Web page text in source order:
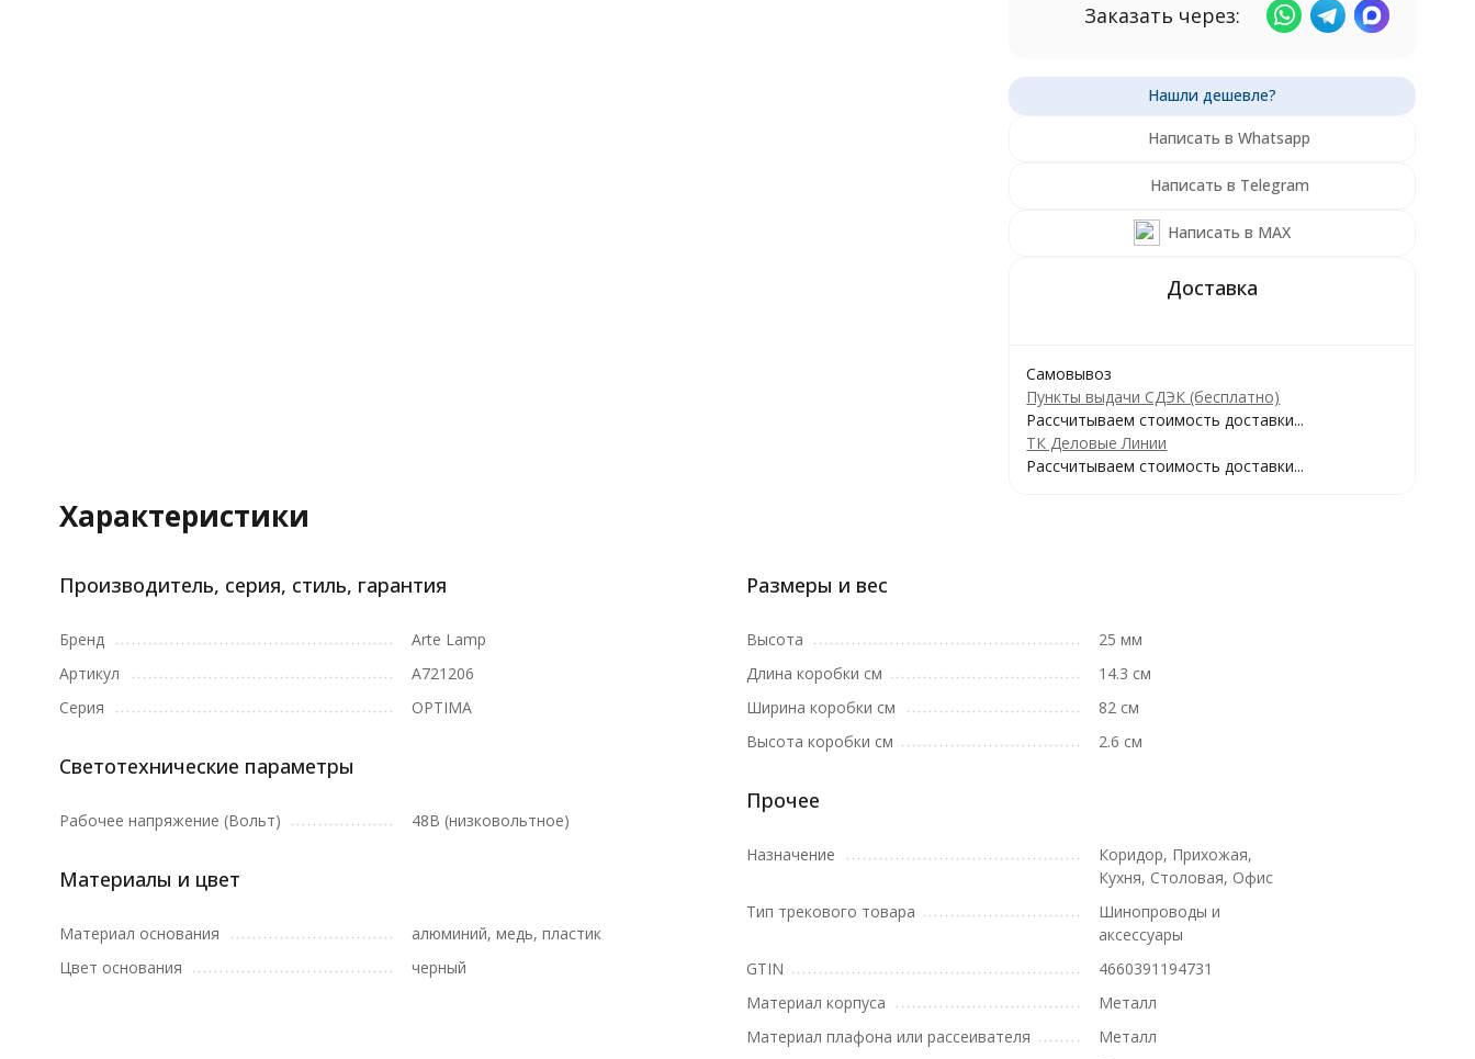
Заказать через:
Написать в Whatsapp
Написать в Telegram
Написать в MAX
Самовывоз
Пункты выдачи СДЭК (бесплатно)
Рассчитываем стоимость доставки...
ТК Деловые Линии
Рассчитываем стоимость доставки...
Характеристики
Производитель, серия, стиль, гарантия
Бренд
Arte Lamp
Артикул
A721206
Серия
OPTIMA
Светотехнические параметры
Рабочее напряжение (Вольт) 48В (низковольтное)
Материалы и цвет
Материал основания
алюминий, медь, пластик
Цвет основания
черный
Размеры и вес
Высота
25 мм
Длина коробки см
14.3 см
Ширина коробки см
82 см
Высота коробки см
2.6 см
Прочее
Назначение
Коридор, Прихожая,
Кухня, Столовая, Офис
Тип трекового товара
Шинопроводы и
аксессуары
GTIN
4660391194731
Материал корпуса
Металл
Материал плафона или рассеивателя
Металл